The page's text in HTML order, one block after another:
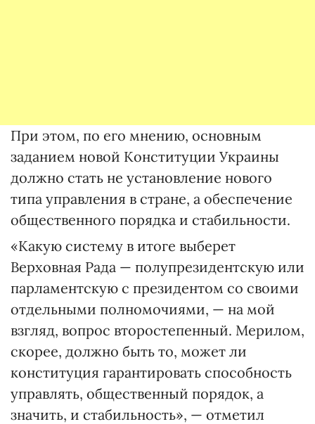
При этом, по его мнению, основным
заданием новой Конституции Украины
должно стать не установление нового
типа управления в стране, а обеспечение
общественного порядка и стабильности.
«Какую систему в итоге выберет
Верховная Рада — полупрезидентскую или
парламентскую с президентом со своими
отдельными полномочиями, — на мой
взгляд, вопрос второстепенный. Мерилом,
скорее, должно быть то, может ли
конституция гарантировать способность
управлять, общественный порядок, а
значить, и стабильность», — отметил